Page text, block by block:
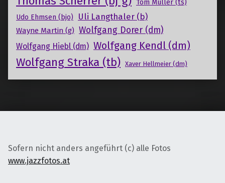
Tom Müller (ts)
Udo Ehmsen (bjo)
Uli Langthaler (b)
Wayne Martin (g) Wolfgang Dorer (dm)
Wolfgang Hiebl (dm) Wolfgang Kendl (dm)
Wolfgang Straka (tb) Xaver Hellmeier (dm)
Sofern nicht anders angeführt (c) alle Fotos
www.jazzfotos.at